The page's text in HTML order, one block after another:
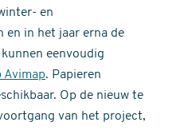
en
en in het jaar erna de
eenvoudig
Avimap. Papieren
Op de nieuw te
van het project,